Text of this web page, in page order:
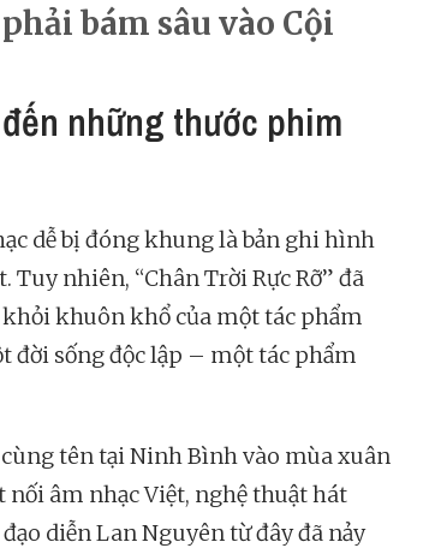
bám sâu vào Cội
những thước phim
dễ bị đóng khung là bản ghi hình
nhiên, “Chân Trời Rực Rỡ” đã
khuôn khổ của một tác phẩm
đời sống độc lập – một tác phẩm
tên tại Ninh Bình vào mùa xuân
âm nhạc Việt, nghệ thuật hát
diễn Lan Nguyên từ đây đã nảy